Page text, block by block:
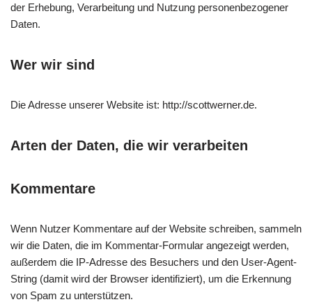
der Erhebung, Verarbeitung und Nutzung personenbezogener
Daten.
Wer wir sind
Die Adresse unserer Website ist: http://scottwerner.de.
Arten der Daten, die wir verarbeiten
Kommentare
Wenn Nutzer Kommentare auf der Website schreiben, sammeln
wir die Daten, die im Kommentar-Formular angezeigt werden,
außerdem die IP-Adresse des Besuchers und den User-Agent-
String (damit wird der Browser identifiziert), um die Erkennung
von Spam zu unterstützen.